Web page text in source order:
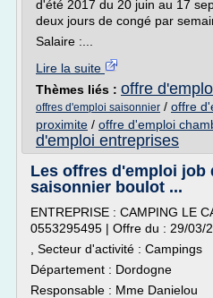
d'été 2017 du 20 juin au 17
deux jours de congé par
Salaire :...
Lire la suite
Thèmes liés : offre
offres d'emploi saisonnier / offre
proximite / offre d'emploi
d'emploi entreprises
Les offres d'emploi job
saisonnier boulot ...
ENTREPRISE : CAMPING LE
0553295495 | Offre du : 29/03/
, Secteur d'activité : Campings
Département : Dordogne
Responsable : Mme Danielou